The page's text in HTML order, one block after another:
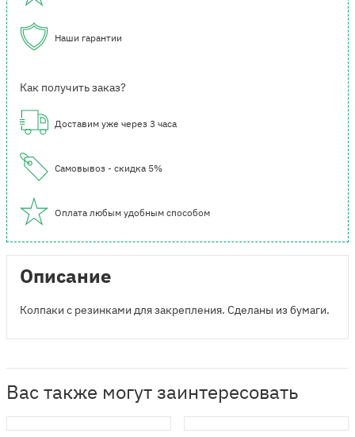
Наши гарантии
Как получить заказ?
Доставим уже через 3 часа
Самовывоз - скидка 5%
Оплата любым удобным способом
Описание
Колпаки с резинками для закрепления. Сделаны из бумаги.
Вас также могут заинтересовать